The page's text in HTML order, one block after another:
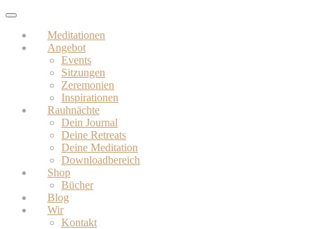
Skip
main
content
Toggle
navigationMeditationen
Angebot
Events
Sitzungen
Zeremonien
Inspirationen
Rauhnächte
Dein Journal
Deine Retreats
Deine Meditation
Downloadbereich
Shop
Bücher
Blog
Wir
Kontakt